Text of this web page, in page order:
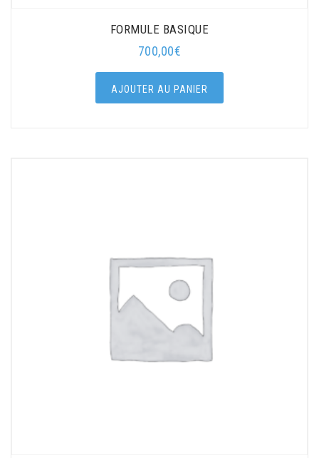
FORMULE BASIQUE
700,00€
AJOUTER AU PANIER